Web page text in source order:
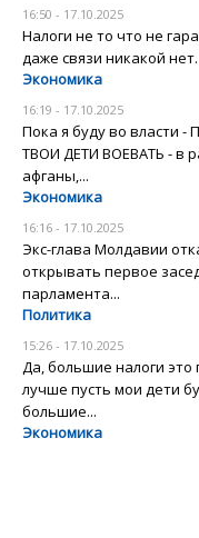
16:50 - 17.10.2025
Налоги не то что не
даже связи никакой нет.
Экономика
16:19 - 17.10.2025
Пока я буду во власти
ТВОИ ДЕТИ ВОЕВАТЬ - в
афганы,...
Экономика
16:16 - 17.10.2025
Экс-глава Молдавии
открывать первое
парламента...
Политика
15:26 - 17.10.2025
Да, большие налоги это
лучше пусть мои дети
большие...
Экономика